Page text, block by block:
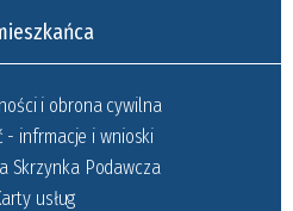
i obrona cywilna
- infrmacje i wnioski
Skrzynka Podawcza
usług